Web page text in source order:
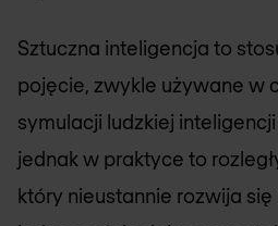
Sztuczna inteligencja to
pojęcie, zwykle używane w
symulacji ludzkiej
jednak w praktyce to
który nieustannie rozwija się